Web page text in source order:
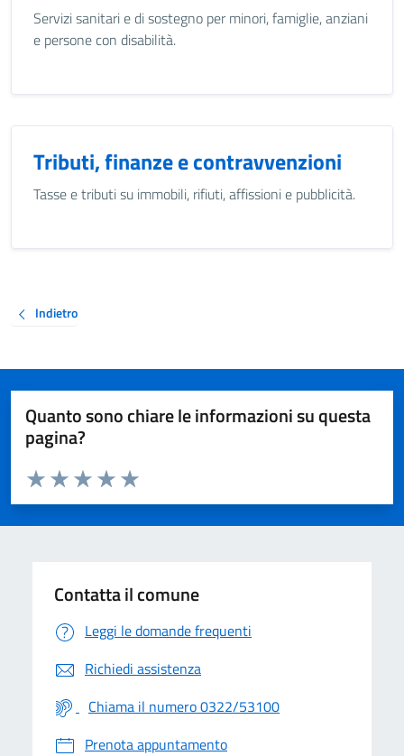
Servizi sanitari e di sostegno per minori, famiglie, anziani
e persone con disabilità.
Tributi, finanze e contravvenzioni
Tasse e tributi su immobili, rifiuti, affissioni e pubblicità.
Indietro
Quanto sono chiare le informazioni su questa
pagina?
Valuta da 1 a 5 stelle la pagina
Valuta 5 stelle su 5
Valuta 4 stelle su 5
Valuta 3 stelle su 5
Valuta 2 stelle su 5
Valuta 1 stelle su 5
Contatta il comune
Leggi le domande frequenti
Richiedi assistenza
Chiama il numero 0322/53100
Prenota appuntamento